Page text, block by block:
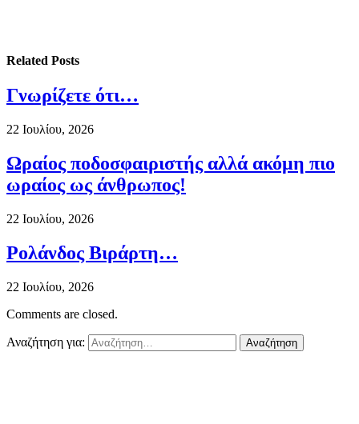
Related Posts
Γνωρίζετε ότι…
22 Ιουλίου, 2026
Ωραίος ποδοσφαιριστής αλλά ακόμη πιο
ωραίος ως άνθρωπος!
22 Ιουλίου, 2026
Ρολάνδος Βιράρτη…
22 Ιουλίου, 2026
Comments are closed.
Αναζήτηση για: